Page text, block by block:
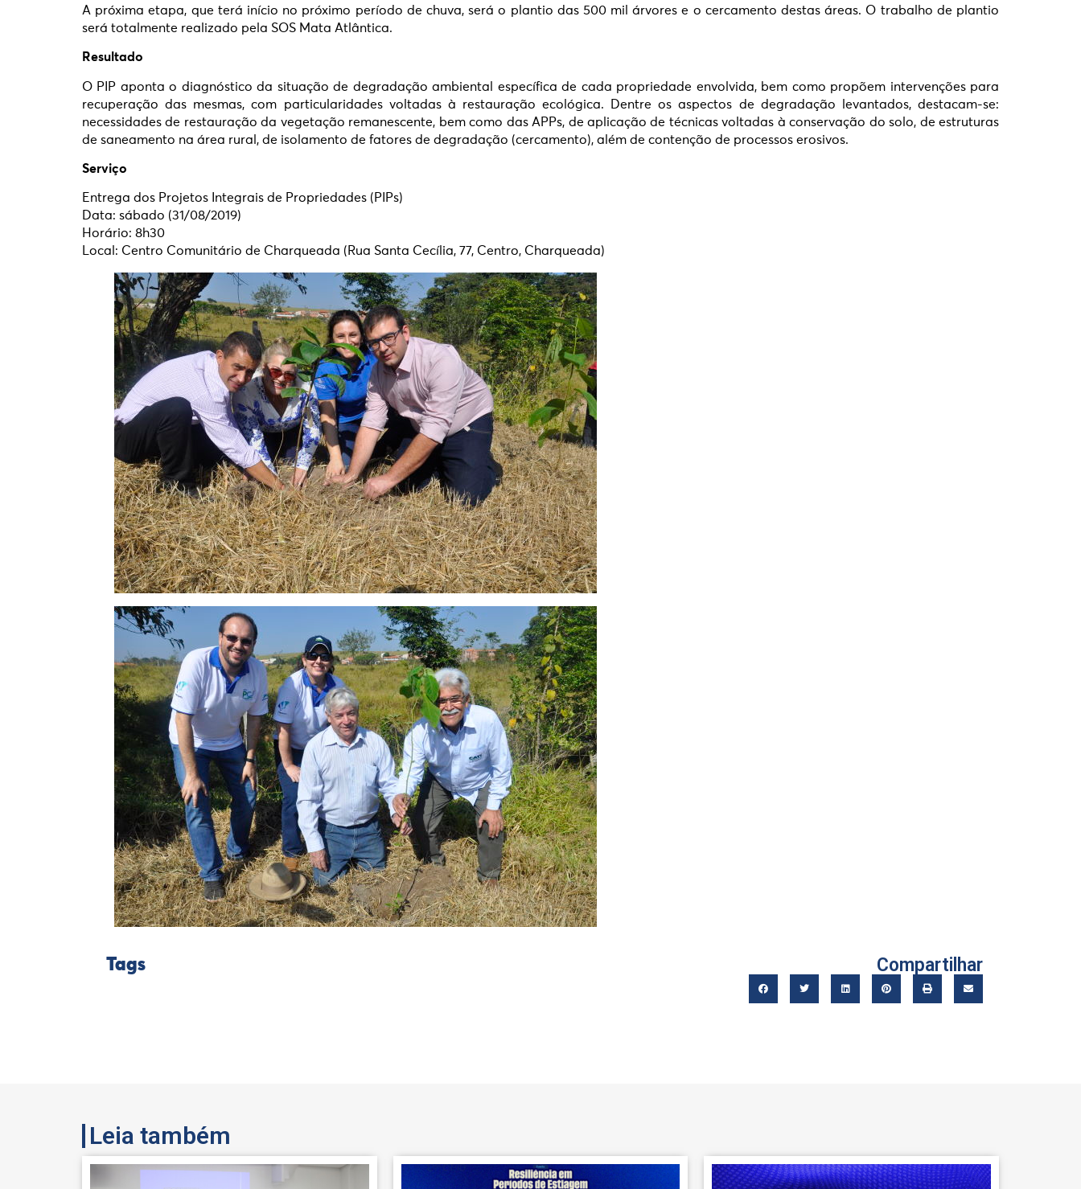
A próxima etapa, que terá início no próximo período de chuva, será o plantio das 500 mil árvores e o cercamento destas áreas. O trabalho de plantio
será totalmente realizado pela SOS Mata Atlântica.
Resultado
O PIP aponta o diagnóstico da situação de degradação ambiental específica de cada propriedade envolvida, bem como propõem intervenções para
recuperação das mesmas, com particularidades voltadas à restauração ecológica. Dentre os aspectos de degradação levantados, destacam-se:
necessidades de restauração da vegetação remanescente, bem como das APPs, de aplicação de técnicas voltadas à conservação do solo, de estruturas
de saneamento na área rural, de isolamento de fatores de degradação (cercamento), além de contenção de processos erosivos.
Serviço
Entrega dos Projetos Integrais de Propriedades (PIPs)
Data: sábado (31/08/2019)
Horário: 8h30
Local: Centro Comunitário de Charqueada (Rua Santa Cecília, 77, Centro, Charqueada)
Tags Compartilhar
Leia também